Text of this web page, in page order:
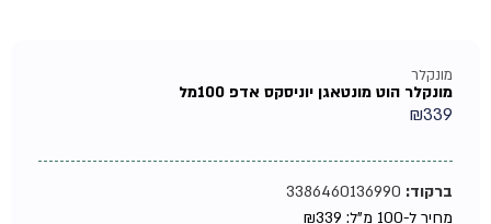
מונקלר
מונקלר הוט מונטאגן יוניסקס אדפ 100מל
₪339
ברקוד:3386460136990
מחיר ל-100 מ"ל:
₪339